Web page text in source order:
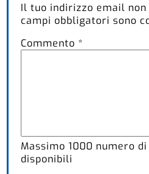
Il tuo indirizzo email
campi obbligatori sono
Commento *
Massimo1000 numero
disponibili